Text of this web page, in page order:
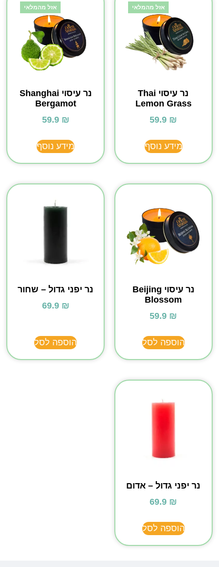
אזל מהמלאי
נר עיסוי Thai
Lemon Grass
59.9 ₪
מידע נוסף
אזל מהמלאי
נר עיסוי Shanghai
Bergamot
59.9 ₪
מידע נוסף
נר עיסוי Beijing
Blossom
59.9 ₪
הוספה לסל
נר יפני גדול – שחור
69.9 ₪
הוספה לסל
נר יפני גדול – אדום
69.9 ₪
הוספה לסל